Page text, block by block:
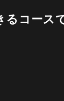
るコース